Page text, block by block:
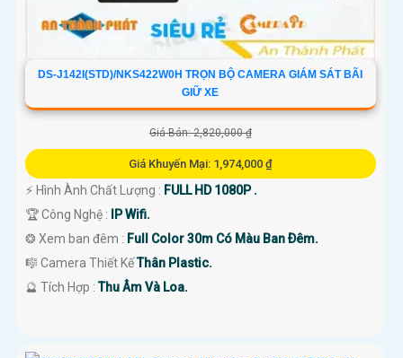
DS-J142I(STD)/NKS422W0H TRỌN BỘ CAMERA GIÁM SÁT BÃI
GIỮ XE
Giá Bán: 2,820,000 ₫
Giá Khuyến Mại: 1,974,000 ₫
️⚡ Hình Ành Chất Lượng : FULL HD 1080P .
🏆 Công Nghệ :
IP Wifi.
❂ Xem ban đêm : Full Color 30m Có Màu Ban Ðêm.
🎼️ Camera Thiết KếThân Plastic.
️🔮 Tích Hợp :Thu Âm Và Loa.